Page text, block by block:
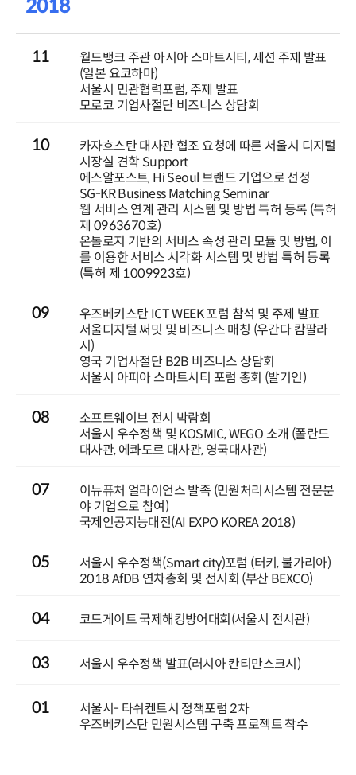
2018
11
월드뱅크 주관 아시아 스마트시티, 세션 주제 발표
(일본 요코하마)
서울시 민관협력포럼, 주제 발표
모로코 기업사절단 비즈니스 상담회
10
카자흐스탄 대사관 협조 요청에 따른 서울시 디지털
시장실 견학 Support
에스알포스트, Hi Seoul 브랜드 기업으로 선정
SG-KR Business Matching Seminar
웹 서비스 연계 관리 시스템 및 방법 특허 등록 (특허
제 0963670호)
온톨로지 기반의 서비스 속성 관리 모듈 및 방법, 이
를 이용한 서비스 시각화 시스템 및 방법 특허 등록
(특허 제 1009923호)
09
우즈베키스탄 ICT WEEK 포럼 참석 및 주제 발표
서울디지털 써밋 및 비즈니스 매칭 (우간다 캄팔라
시)
영국 기업사절단 B2B 비즈니스 상담회
서울시 아피아 스마트시티 포럼 총회 (발기인)
08
소프트웨이브 전시 박람회
서울시 우수정책 및 KOSMIC, WEGO 소개 (폴란드
대사관, 에콰도르 대사관, 영국대사관)
07
이뉴퓨처 얼라이언스 발족 (민원처리시스템 전문분
야 기업으로 참여)
국제인공지능대전(AI EXPO KOREA 2018)
05
서울시 우수정책(Smart city)포럼 (터키, 불가리아)
2018 AfDB 연차총회 및 전시회 (부산 BEXCO)
04 코드게이트 국제해킹방어대회(서울시 전시관)
03 서울시 우수정책 발표(러시아 칸티만스크시)
01
서울시- 타쉬켄트시 정책포럼 2차
우즈베키스탄 민원시스템 구축 프로젝트 착수